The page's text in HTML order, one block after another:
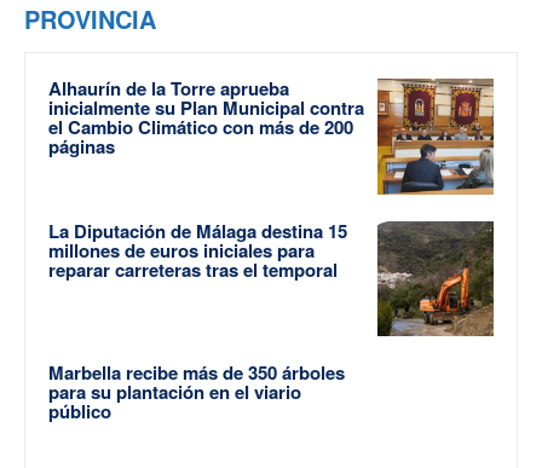
PROVINCIA
Alhaurín de la Torre aprueba
inicialmente su Plan Municipal contra
el Cambio Climático con más de 200
páginas
La Diputación de Málaga destina 15
millones de euros iniciales para
reparar carreteras tras el temporal
Marbella recibe más de 350 árboles
para su plantación en el viario
público